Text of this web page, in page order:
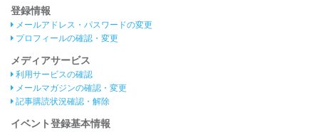
登録情報
メールアドレス・パスワードの変更
プロフィールの確認・変更
メディアサービス
利用サービスの確認
メールマガジンの確認・変更
記事購読状況確認・解除
イベント登録基本情報